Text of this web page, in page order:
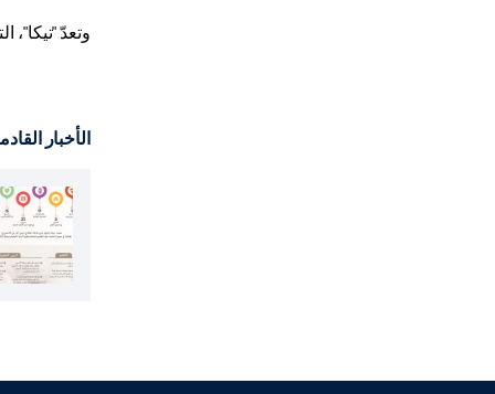
وتعدّ "تيكا"، التي تأسست عام 1992 كمؤسسة حكومية، راعيًا
الأخبار